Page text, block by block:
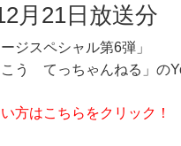
月21日放送分
ジスペシャル第6弾」
こう てっちゃんねる」の
方はこちらをクリック！